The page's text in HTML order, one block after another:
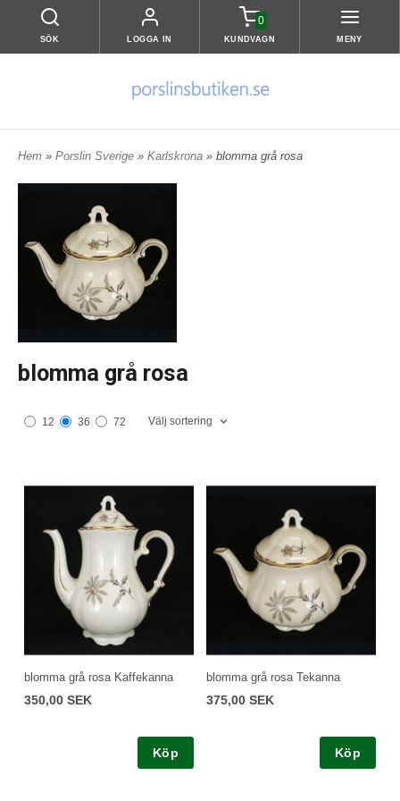
SÖK LOGGA IN
0
KUNDVAGN MENY
Hem » Porslin Sverige » Karlskrona » blomma grå rosa
blomma grå rosa
12 36 72 Välj sortering
blomma grå rosa Kaffekanna
350,00 SEK
Köp
blomma grå rosa Tekanna
375,00 SEK
Köp